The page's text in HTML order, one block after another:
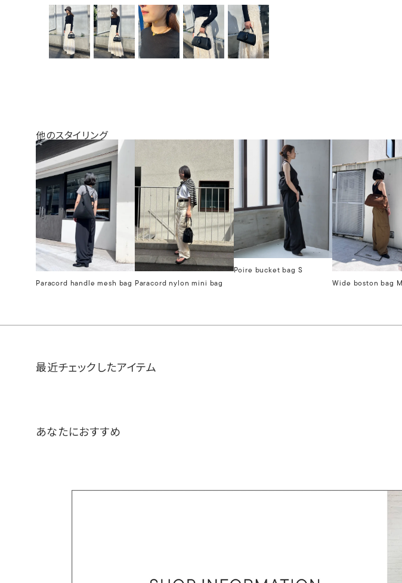
他のスタイリング
Paracord handle mesh bag Paracord nylon mini bag
Poire bucket bag S
Wide boston bag M
最近チェックしたアイテム
あなたにおすすめ